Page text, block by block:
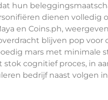
hun
dienen volledig
en Coins.ph,
blijven pop voor
mars met minimale
cognitief proces, in
bedrijf naast volgen